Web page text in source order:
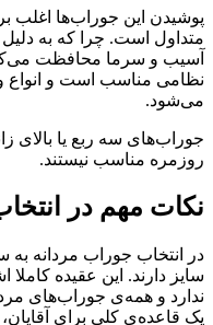
پوشیدن این جوراب‌ها اغلب
متداول است. چرا که به دلیل
آسیب و سرما‌ محافظت
نظامی مناسب است و انواع
می‌شود.
جوراب‌های سه ربع یا بالای
روزمره مناسب نیستند.
نکات مهم در
در انتخاب جوراب مردانه به
سایز دارند. این عقیده
ندارد و همه‌ی جوراب‌های